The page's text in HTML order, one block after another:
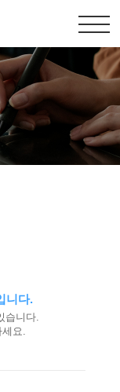
니다.
습니다.
요.